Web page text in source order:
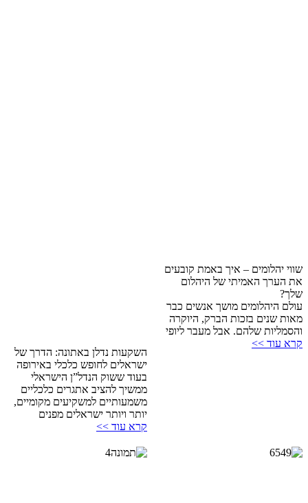
שווי יהלומים – איך באמת קובעים
את הערך האמיתי של היהלום
שלך?
עולם היהלומים מושך אנשים כבר
מאות שנים בזכות הברק, היוקרה
והסמליות שלהם. אבל מעבר ליופי
קרא עוד >>
השקעות נדלן באתונה: הדרך של
ישראלים לחופש כלכלי באירופה
בעוד ששוק הנדל”ן הישראלי
ממשיך להציב אתגרים כלכליים
משמעותיים למשקיעים מקומיים,
יותר ויותר ישראלים מפנים
קרא עוד >>